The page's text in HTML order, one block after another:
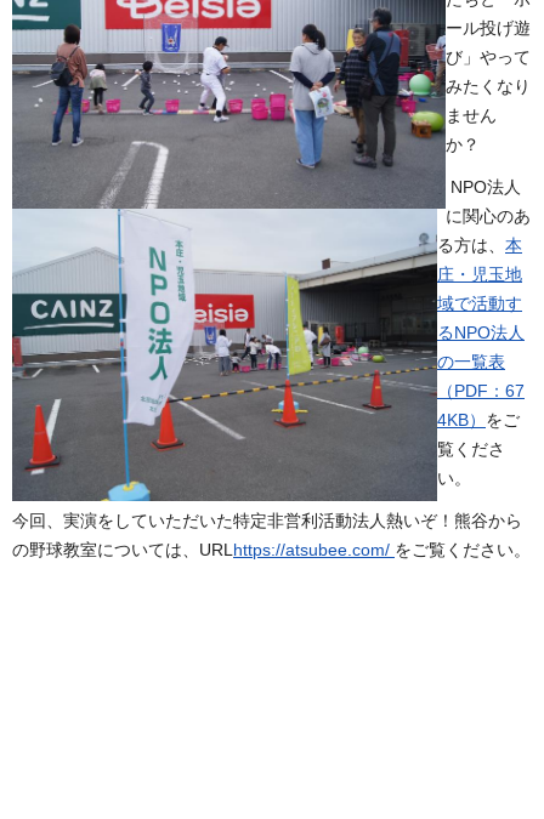
ール投げ遊
び」やって
みたくなり
ません
か？
NPO法人
に関心のあ
る方は、 本
庄・児玉地
域で活動す
るNPO法人
の一覧表
（PDF：67
4KB） をご
覧くださ
い。
今回、実演をしていただいた特定非営利活動法人熱いぞ！熊谷から
の野球教室については、URLhttps://atsubee.com/ をご覧ください。